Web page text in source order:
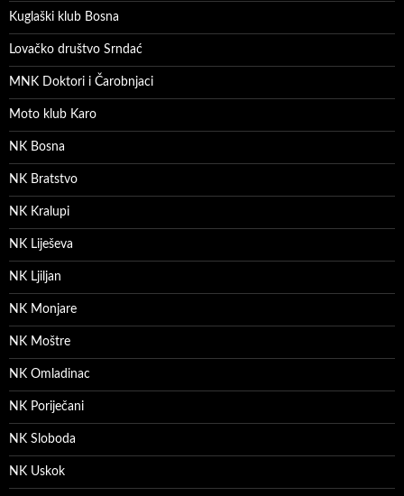
Kuglaški klub Bosna
Lovačko društvo Srndać
MNK Doktori i Čarobnjaci
Moto klub Karo
NK Bosna
NK Bratstvo
NK Kralupi
NK Liješeva
NK Ljiljan
NK Monjare
NK Moštre
NK Omladinac
NK Poriječani
NK Sloboda
NK Uskok